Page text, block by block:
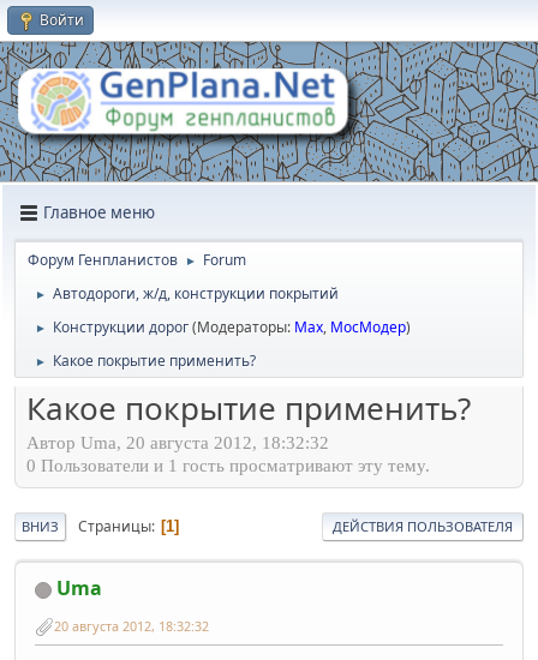
Войти
Главное меню
Форум Генпланистов ► Forum
► Автодороги, ж/д, конструкции покрытий
► Конструкции дорог(Модераторы: Max, МосМодер)
► Какое покрытие применить?
Какое покрытие применить?
Автор Uma, 20 августа 2012, 18:32:32
0 Пользователи и 1 гость просматривают эту тему.
ВНИЗ Страницы 1 ДЕЙСТВИЯ ПОЛЬЗОВАТЕЛЯ
Uma
20 августа 2012, 18:32:32